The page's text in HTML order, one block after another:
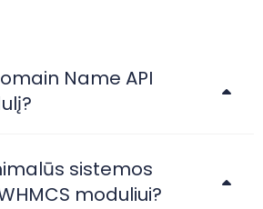
Name API
sistemos
moduliui?